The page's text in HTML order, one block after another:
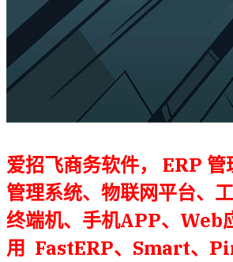
爱招飞商务软件， ERP
管理系统、物联网平台、
终端机、手机APP、Web
用 FastERP、Smart、